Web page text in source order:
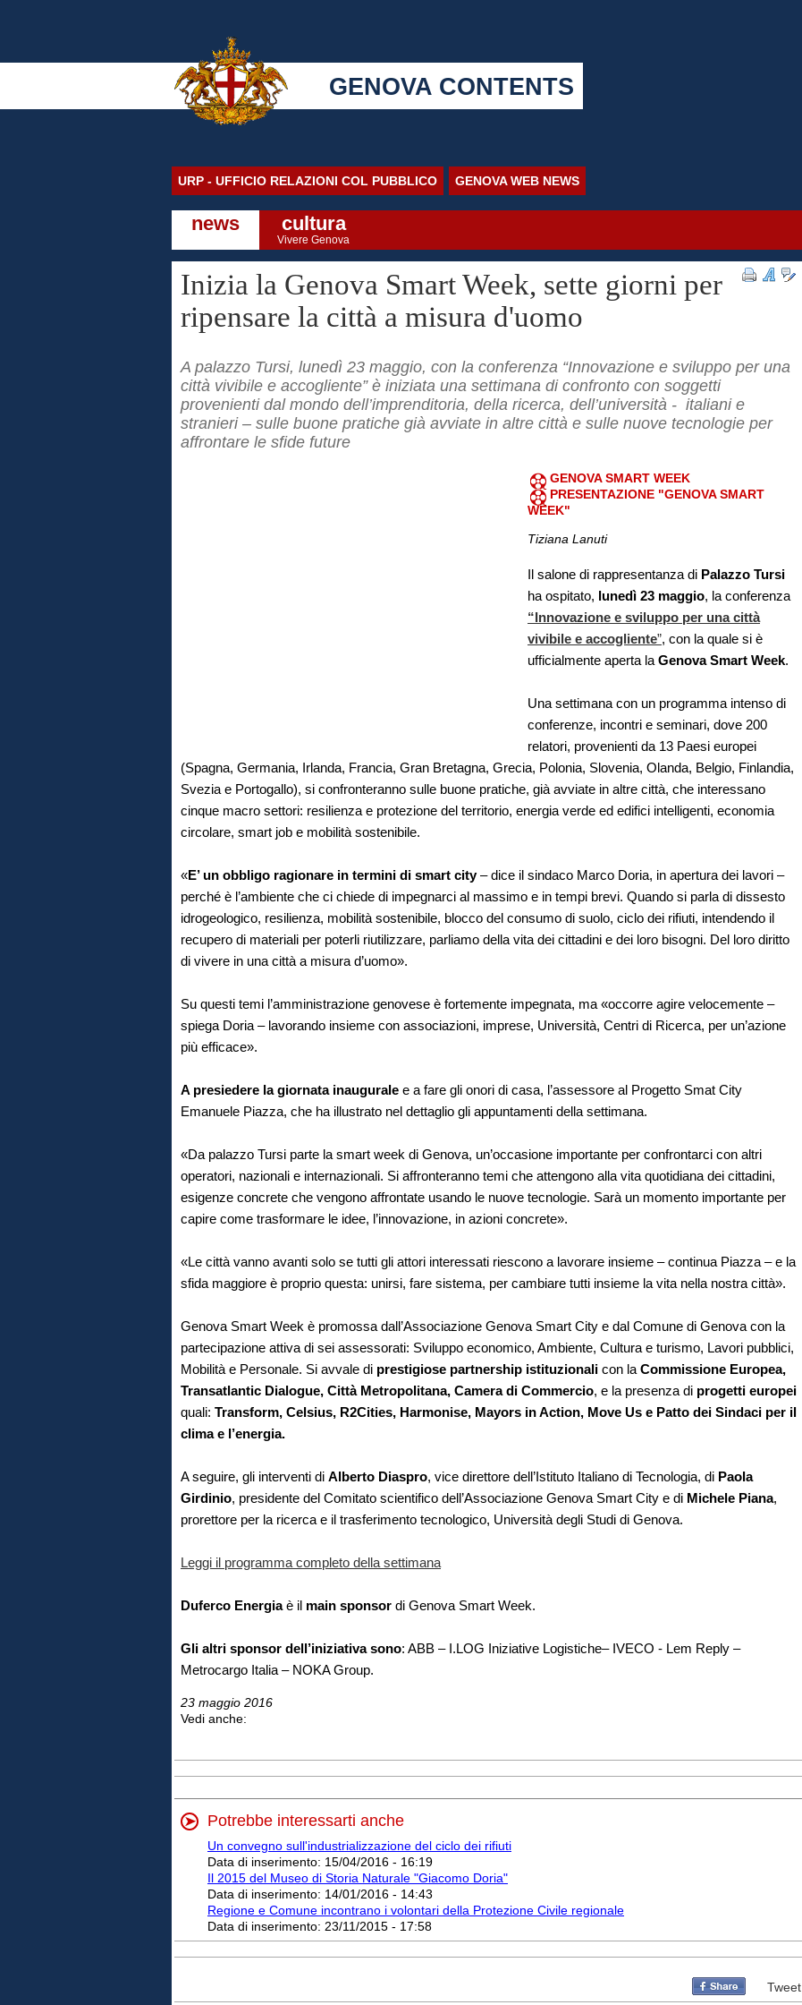
GENOVA CONTENTS
URP - UFFICIO RELAZIONI COL PUBBLICO GENOVA WEB NEWS
news cultura
Vivere Genova
Inizia la Genova Smart Week, sette giorni per
ripensare la città a misura d'uomo
A palazzo Tursi, lunedì 23 maggio, con la conferenza “Innovazione e sviluppo per una
città vivibile e accogliente” è iniziata una settimana di confronto con soggetti
provenienti dal mondo dell’imprenditoria, della ricerca, dell’università - italiani e
stranieri – sulle buone pratiche già avviate in altre città e sulle nuove tecnologie per
affrontare le sfide future
GENOVA SMART WEEK
PRESENTAZIONE "GENOVA SMART
WEEK"
Tiziana Lanuti
Il salone di rappresentanza di Palazzo Tursi
ha ospitato, lunedì 23 maggio, la conferenza
“Innovazione e sviluppo per una città
vivibile e accogliente”, con la quale si è
ufficialmente aperta la Genova Smart Week.
Una settimana con un programma intenso di
conferenze, incontri e seminari, dove 200
relatori, provenienti da 13 Paesi europei
(Spagna, Germania, Irlanda, Francia, Gran Bretagna, Grecia, Polonia, Slovenia, Olanda, Belgio, Finlandia,
Svezia e Portogallo), si confronteranno sulle buone pratiche, già avviate in altre città, che interessano
cinque macro settori: resilienza e protezione del territorio, energia verde ed edifici intelligenti, economia
circolare, smart job e mobilità sostenibile.
«E’ un obbligo ragionare in termini di smart city– dice il sindaco Marco Doria, in apertura dei lavori –
perché è l’ambiente che ci chiede di impegnarci al massimo e in tempi brevi. Quando si parla di dissesto
idrogeologico, resilienza, mobilità sostenibile, blocco del consumo di suolo, ciclo dei rifiuti, intendendo il
recupero di materiali per poterli riutilizzare, parliamo della vita dei cittadini e dei loro bisogni. Del loro diritto
di vivere in una città a misura d’uomo».
Su questi temi l’amministrazione genovese è fortemente impegnata, ma «occorre agire velocemente –
spiega Doria – lavorando insieme con associazioni, imprese, Università, Centri di Ricerca, per un’azione
più efficace».
A presiedere la giornata inaugurale e a fare gli onori di casa, l’assessore al Progetto Smat City
Emanuele Piazza, che ha illustrato nel dettaglio gli appuntamenti della settimana.
«Da palazzo Tursi parte la smart week di Genova, un’occasione importante per confrontarci con altri
operatori, nazionali e internazionali. Si affronteranno temi che attengono alla vita quotidiana dei cittadini,
esigenze concrete che vengono affrontate usando le nuove tecnologie. Sarà un momento importante per
capire come trasformare le idee, l’innovazione, in azioni concrete».
«Le città vanno avanti solo se tutti gli attori interessati riescono a lavorare insieme – continua Piazza – e la
sfida maggiore è proprio questa: unirsi, fare sistema, per cambiare tutti insieme la vita nella nostra città».
Genova Smart Week è promossa dall’Associazione Genova Smart City e dal Comune di Genova con la
partecipazione attiva di sei assessorati: Sviluppo economico, Ambiente, Cultura e turismo, Lavori pubblici,
Mobilità e Personale. Si avvale di prestigiose partnership istituzionali con la Commissione Europea,
Transatlantic Dialogue, Città Metropolitana, Camera di Commercio, e la presenza di progetti europei
quali: Transform, Celsius, R2Cities, Harmonise, Mayors in Action, Move Us e Patto dei Sindaci per il
clima e l’energia.
A seguire, gli interventi di Alberto Diaspro, vice direttore dell’Istituto Italiano di Tecnologia, di Paola
Girdinio, presidente del Comitato scientifico dell’Associazione Genova Smart City e di Michele Piana,
prorettore per la ricerca e il trasferimento tecnologico, Università degli Studi di Genova.
Leggi il programma completo della settimana
Duferco Energiaè il main sponsor di Genova Smart Week.
Gli altri sponsor dell’iniziativa sono: ABB – I.LOG Iniziative Logistiche– IVECO - Lem Reply –
Metrocargo Italia – NOKA Group.
23 maggio 2016
Vedi anche:
Potrebbe interessarti anche
Un convegno sull'industrializzazione del ciclo dei rifiuti
Data di inserimento: 15/04/2016 - 16:19
Il 2015 del Museo di Storia Naturale "Giacomo Doria"
Data di inserimento: 14/01/2016 - 14:43
Regione e Comune incontrano i volontari della Protezione Civile regionale
Data di inserimento: 23/11/2015 - 17:58
Tweet